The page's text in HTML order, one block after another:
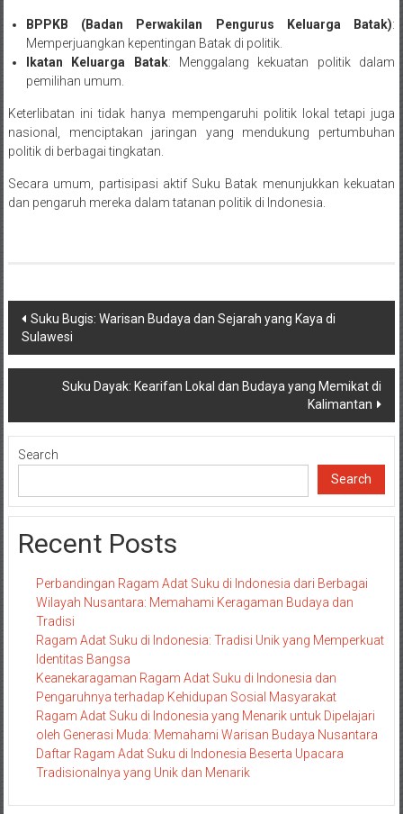
BPPKB (Badan Perwakilan Pengurus Keluarga Batak):
Memperjuangkan kepentingan Batak di politik.
Ikatan Keluarga Batak: Menggalang kekuatan politik dalam
pemilihan umum.
Keterlibatan ini tidak hanya mempengaruhi politik lokal tetapi juga
nasional, menciptakan jaringan yang mendukung pertumbuhan
politik di berbagai tingkatan.
Secara umum, partisipasi aktif Suku Batak menunjukkan kekuatan
dan pengaruh mereka dalam tatanan politik di Indonesia.
Post
navigation
Suku Bugis: Warisan Budaya dan Sejarah yang Kaya di
Sulawesi
Suku Dayak: Kearifan Lokal dan Budaya yang Memikat di
Kalimantan
Search
Search
Recent Posts
Perbandingan Ragam Adat Suku di Indonesia dari Berbagai
Wilayah Nusantara: Memahami Keragaman Budaya dan
Tradisi
Ragam Adat Suku di Indonesia: Tradisi Unik yang Memperkuat
Identitas Bangsa
Keanekaragaman Ragam Adat Suku di Indonesia dan
Pengaruhnya terhadap Kehidupan Sosial Masyarakat
Ragam Adat Suku di Indonesia yang Menarik untuk Dipelajari
oleh Generasi Muda: Memahami Warisan Budaya Nusantara
Daftar Ragam Adat Suku di Indonesia Beserta Upacara
Tradisionalnya yang Unik dan Menarik